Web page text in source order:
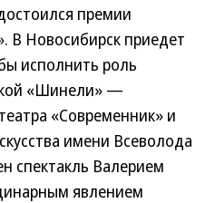
премии
В Новосибирск приедет
исполнить роль
«Шинели» —
«Современник» и
имени Всеволода
спектакль Валерием
явлением